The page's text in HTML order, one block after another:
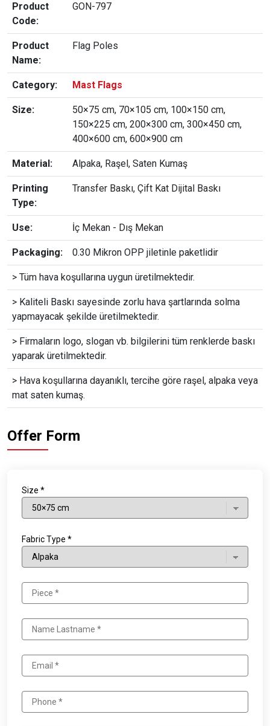
Product
Code:
GON-797
Product
Name:
Flag Poles
Category: Mast Flags
Size:
50×75 cm, 70×105 cm, 100×150 cm,
150×225 cm, 200×300 cm, 300×450 cm,
400×600 cm, 600×900 cm
Material: Alpaka, Raşel, Saten Kumaş
Printing
Type:
Transfer Baskı, Çift Kat Dijital Baskı
Use: İç Mekan - Dış Mekan
Packaging: 0.30 Mikron OPP jiletinle paketlidir
> Tüm hava koşullarına uygun üretilmektedir.
> Kaliteli Baskı sayesinde zorlu hava şartlarında solma
yapmayacak şekilde üretilmektedir.
> Firmaların logo, slogan vb. bilgilerini tüm renklerde baskı
yaparak üretilmektedir.
> Hava koşullarına dayanıklı, tercihe göre raşel, alpaka veya
mat saten kumaş.
Offer Form
Size *
Fabric Type *